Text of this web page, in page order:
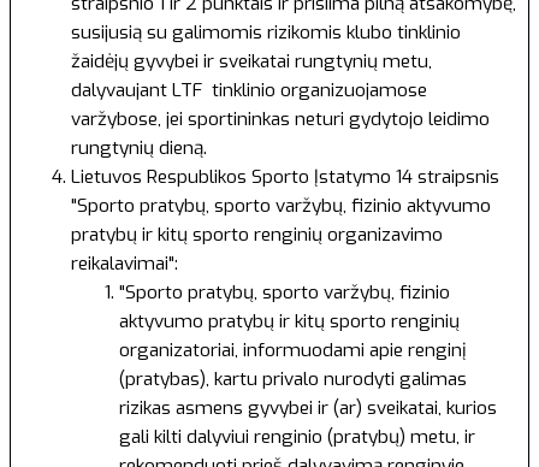
susijusią su galimomis rizikomis klubo tinklinio
žaidėjų gyvybei ir sveikatai rungtynių metu,
dalyvaujant LTF tinklinio organizuojamose
varžybose, jei sportininkas neturi gydytojo leidimo
rungtynių dieną.
Lietuvos Respublikos Sporto Įstatymo 14 straipsnis
"Sporto pratybų, sporto varžybų, fizinio aktyvumo
pratybų ir kitų sporto renginių organizavimo
reikalavimai":
"Sporto pratybų, sporto varžybų, fizinio
aktyvumo pratybų ir kitų sporto renginių
organizatoriai, informuodami apie renginį
(pratybas), kartu privalo nurodyti galimas
rizikas asmens gyvybei ir (ar) sveikatai, kurios
gali kilti dalyviui renginio (pratybų) metu, ir